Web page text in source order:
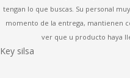
tengan lo que buscas. Su personal
momento de la entrega, mantienen
ver que u producto haya
Key silsa